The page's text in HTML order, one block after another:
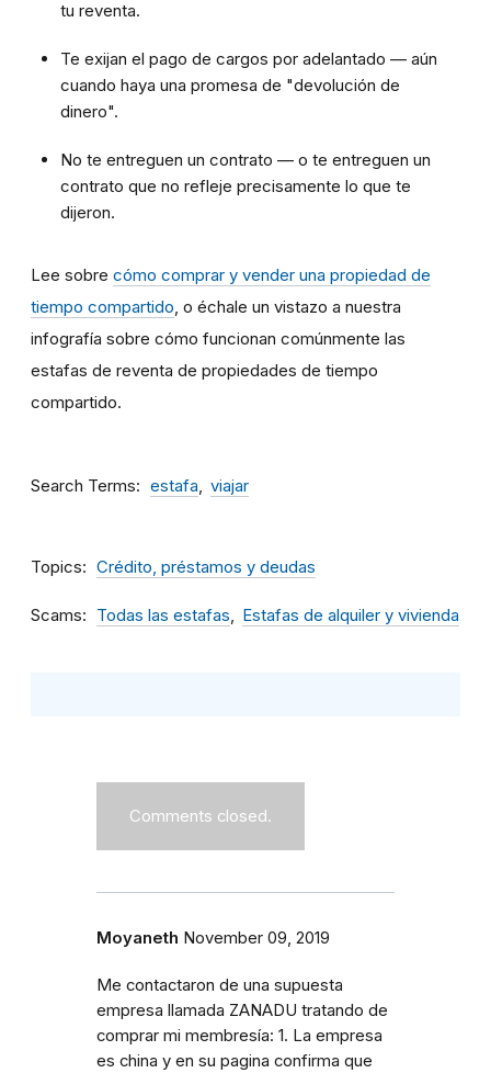
tu reventa.
Te exijan el pago de cargos por adelantado — aún
cuando haya una promesa de "devolución de
dinero".
No te entreguen un contrato — o te entreguen un
contrato que no refleje precisamente lo que te
dijeron.
Lee sobre cómo comprar y vender una propiedad de
tiempo compartido, o échale un vistazo a nuestra
infografía sobre cómo funcionan comúnmente las
estafas de reventa de propiedades de tiempo
compartido.
Search Terms estafa viajar
Topics Crédito, préstamos y deudas
Scams Todas las estafas Estafas de alquiler y vivienda
Comments closed.
Moyaneth November 09, 2019
Me contactaron de una supuesta
empresa llamada ZANADU tratando de
comprar mi membresía: 1. La empresa
es china y en su pagina confirma que